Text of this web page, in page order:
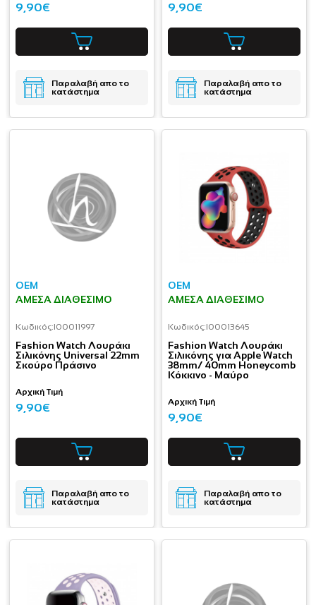
9,90€
Παραλαβή απο το
κατάστημα
9,90€
Παραλαβή απο το
κατάστημα
OEM
ΆΜΕΣΑ ΔΙΑΘΈΣΙΜΟ
Κωδικός:I00011997
Fashion Watch Λουράκι
Σιλικόνης Universal 22mm
Σκούρο Πράσινο
Αρχική Τιμή
9,90€
Παραλαβή απο το
κατάστημα
OEM
ΆΜΕΣΑ ΔΙΑΘΈΣΙΜΟ
Κωδικός:I00013645
Fashion Watch Λουράκι
Σιλικόνης για Apple Watch
38mm/ 40mm Honeycomb
Κόκκινο - Μαύρο
Αρχική Τιμή
9,90€
Παραλαβή απο το
κατάστημα